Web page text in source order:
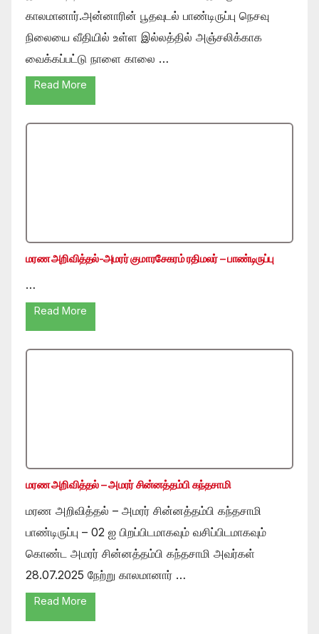
காலமானார்.அன்னாரின் பூதவுடல் பாண்டிருப்பு நெசவு
நிலையை வீதியில் உள்ள இல்லத்தில் அஞ்சலிக்காக
வைக்கப்பட்டு நாளை காலை …
Read More
மரண அறிவித்தல்-அமரர் குமாரசேகரம் ரதிமலர் – பாண்டிருப்பு
…
Read More
மரண அறிவித்தல் – அமரர் சின்னத்தம்பி கந்தசாமி
மரண அறிவித்தல் – அமரர் சின்னத்தம்பி கந்தசாமி
பாண்டிருப்பு – 02 ஐ பிறப்பிடமாகவும் வசிப்பிடமாகவும்
கொண்ட அமரர் சின்னத்தம்பி கந்தசாமி அவர்கள்
28.07.2025 நேற்று காலமானார் …
Read More